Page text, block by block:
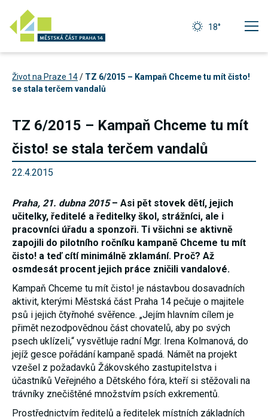
18°
Život na Praze 14/ TZ 6/2015 – Kampaň Chceme tu mít čisto!
se stala terčem vandalů
TZ 6/2015 – Kampaň Chceme tu mít
čisto! se stala terčem vandalů
22.4.2015
Praha, 21. dubna 2015– Asi pět stovek dětí, jejich
učitelky, ředitelé a ředitelky škol, strážníci, ale i
pracovníci úřadu a sponzoři. Ti všichni se aktivně
zapojili do pilotního ročníku kampaně Chceme tu mít
čisto! a teď cítí minimálně zklamání. Proč? Až
osmdesát procent jejich práce zničili vandalové.
Kampaň Chceme tu mít čisto! je nástavbou dosavadních
aktivit, kterými Městská část Praha 14 pečuje o majitele
psů i jejich čtyřnohé svěřence. „Jejím hlavním cílem je
přimět nezodpovědnou část chovatelů, aby po svých
psech uklízeli,“ vysvětluje radní Mgr. Irena Kolmanová, do
jejíž gesce pořádání kampaně spadá. Námět na projekt
vzešel z požadavků Žákovského zastupitelstva i
účastníků Veřejného a Dětského fóra, kteří si stěžovali na
trávníky znečištěné množstvím psích exkrementů.
Prostřednictvím ředitelů a ředitelek místních základních
Technické
cookies
Technické
cookies jsou
nezbytné pro
správné
webu a všech
funkcí, které
nabízí.
Nepožadujeme
Váš souhlas s
využitím
technických
cookies na
našem webu.
Z tohoto
technické